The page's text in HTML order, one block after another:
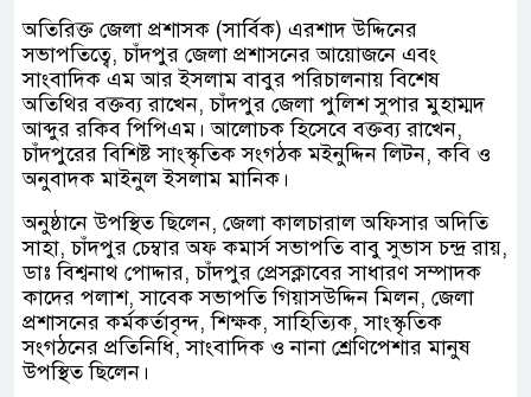
অতিরিক্ত জেলা প্রশাসক (সার্বিক) এরশাদ উদ্দিনের
সভাপতিত্বে, চাঁদপুর জেলা প্রশাসনের আয়োজনে এবং
সাংবাদিক এম আর ইসলাম বাবুর পরিচালনায় বিশেষ
অতিথির বক্তব্য রাখেন, চাঁদপুর জেলা পুলিশ সুপার মুহাম্মদ
আব্দুর রকিব পিপিএম। আলোচক হিসেবে বক্তব্য রাখেন,
চাঁদপুরের বিশিষ্ট সাংস্কৃতিক সংগঠক মইনুদ্দিন লিটন, কবি ও
অনুবাদক মাইনুল ইসলাম মানিক।
অনুষ্ঠানে উপস্থিত ছিলেন, জেলা কালচারাল অফিসার অদিতি
সাহা, চাঁদপুর চেম্বার অফ কমার্স সভাপতি বাবু সুভাস চন্দ্র রায়,
ডাঃ বিশ্বনাথ পোদ্দার, চাঁদপুর প্রেসক্লাবের সাধারণ সম্পাদক
কাদের পলাশ, সাবেক সভাপতি গিয়াসউদ্দিন মিলন, জেলা
প্রশাসনের কর্মকর্তাবৃন্দ, শিক্ষক, সাহিত্যিক, সাংস্কৃতিক
সংগঠনের প্রতিনিধি, সাংবাদিক ও নানা শ্রেণিপেশার মানুষ
উপস্থিত ছিলেন।